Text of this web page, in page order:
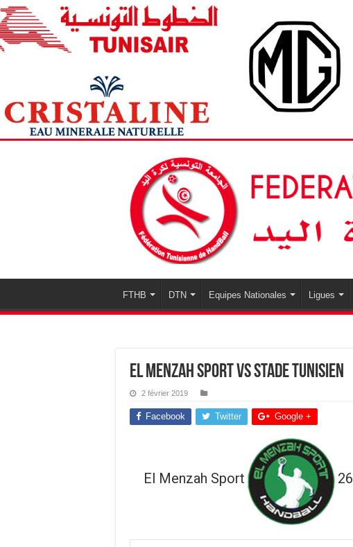
FTHB DTN Equipes Nationales Ligues
El Menzah Sport vs Stade Tunisien
2 février 2019
Facebook Twitter Google +
El Menzah Sport 26